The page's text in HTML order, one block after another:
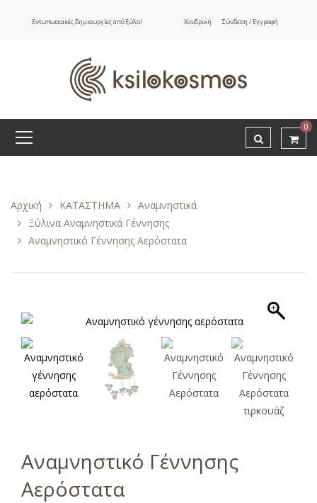
Εντυπωσιακές δημιουργίες από ξύλο! Χονδρική Σύνδεση / Εγγραφή
0
Αρχική ΚΑΤΑΣΤΗΜΑ
Αναμνηστικά
Ξύλινα Αναμνηστικά Γέννησης
Αναμνηστικό Γέννησης Αερόστατα
Αναμνηστικό Γέννησης
Αερόστατα